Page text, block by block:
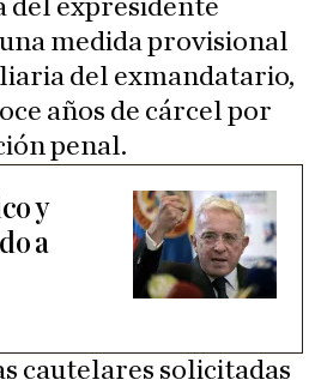
del expresidente
medida provisional
del exmandatario,
años de cárcel por
penal.
y
a
cautelares solicitadas